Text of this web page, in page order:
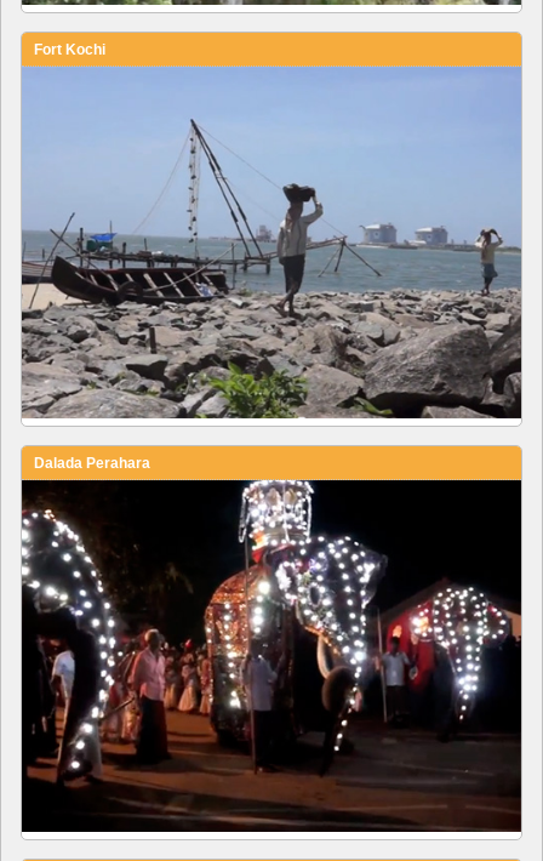
Fort Kochi
Dalada Perahara